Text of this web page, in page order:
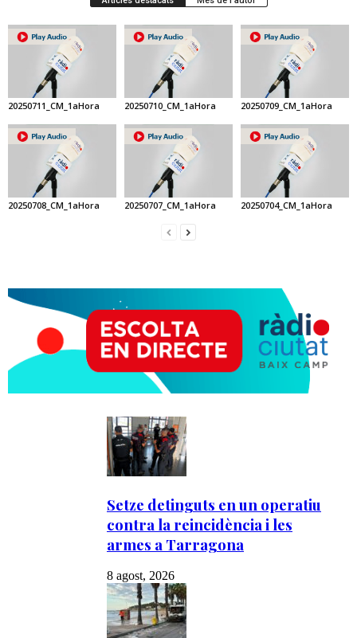
20250711_CM_1aHora 20250710_CM_1aHora 20250709_CM_1aHora
20250708_CM_1aHora 20250707_CM_1aHora 20250704_CM_1aHora